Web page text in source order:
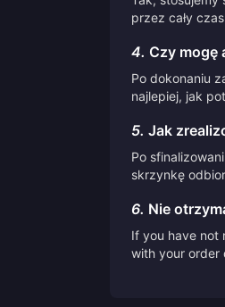
przez cały
4. Czy mogę
Po dokonaniu
najlepiej, jak
5. Jak
Po
skrzynkę
6. Nie
If you have not
with your order